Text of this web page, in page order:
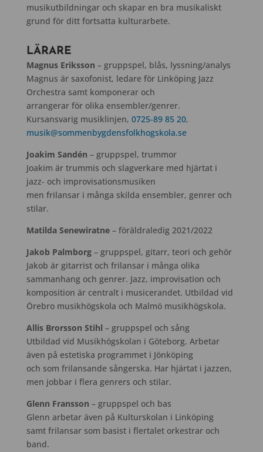
musikutbildningar och skapar en bra musikaliskt
grund för ditt fortsatta kulturarbete.
LÄRARE
Magnus Eriksson – gruppspel, blås, lyssning/analys
Magnus är saxofonist, ledare för Linköping Jazz
Orchestra samt komponerar och
arrangerar för olika ensembler/genrer.
Kursansvarig musiklinjen, 0725-89 85 20,
musik@sommenbygdensfolkhogskola.se
Joakim Sandén – gruppspel, trummor
Joakim är trummis och slagverkare med hjärtat i
jazz- och improvisationsmusiken
men frilansar i många skilda ensembler, genrer och
stilar.
Matilda Senewiratne– föräldraledig 2021/2022
Jakob Palmborg– gruppspel, gitarr, teori och gehör
Jakob är gitarrist och frilansar i många olika
sammanhang och genrer. Jazz, improvisation och
komposition är centralt i musicerandet. Utbildad vid
Örebro musikhögskola och Malmö musikhögskola.
Allis Brorsson Stihl – gruppspel och sång
Utbildad vid Musikhögskolan i Göteborg. Arbetar
även på estetiska programmet i Jönköping
och som frilansande sångerska. Har hjärtat i jazzen,
men jobbar i flera genrers och stilar.
Glenn Fransson – gruppspel och bas
Glenn arbetar även på Kulturskolan i Linköping
samt frilansar som basist i flertalet orkestrar och
band.